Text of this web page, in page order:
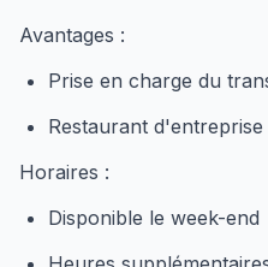
Avantages :
Prise en charge du
Restaurant d'entreprise
Horaires :
Disponible le week-end